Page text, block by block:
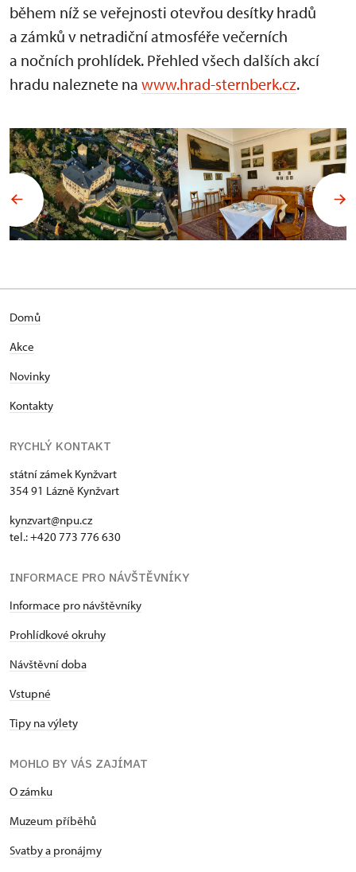
během níž se veřejnosti otevřou desítky hradů
a zámků v netradiční atmosféře večerních
a nočních prohlídek. Přehled všech dalších akcí
hradu naleznete na www.hrad-sternberk.cz.
Domů
Akce
Novinky
Kontakty
RYCHLÝ KONTAKT
státní zámek Kynžvart
354 91 Lázně Kynžvart
kynzvart@npu.cz
tel.: +420 773 776 630
INFORMACE PRO NÁVŠTĚVNÍKY
Informace pro návštěvníky
Prohlídkové okruhy
Návštěvní doba
Vstupné
Tipy na výlety
MOHLO BY VÁS ZAJÍMAT
O zámku
Muzeum příběhů
Svatby a pronájmy